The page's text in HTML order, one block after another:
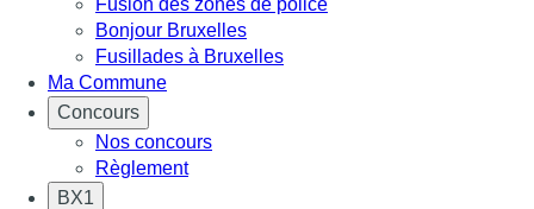
Bonjour Bruxelles
Fusillades à Bruxelles
Ma Commune
Concours
Nos concours
Règlement
BX1